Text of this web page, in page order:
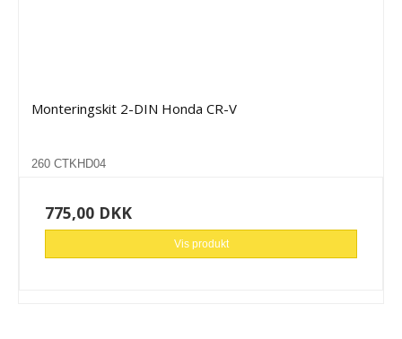
Monteringskit 2-DIN Honda CR-V
260 CTKHD04
775,00 DKK
Vis produkt